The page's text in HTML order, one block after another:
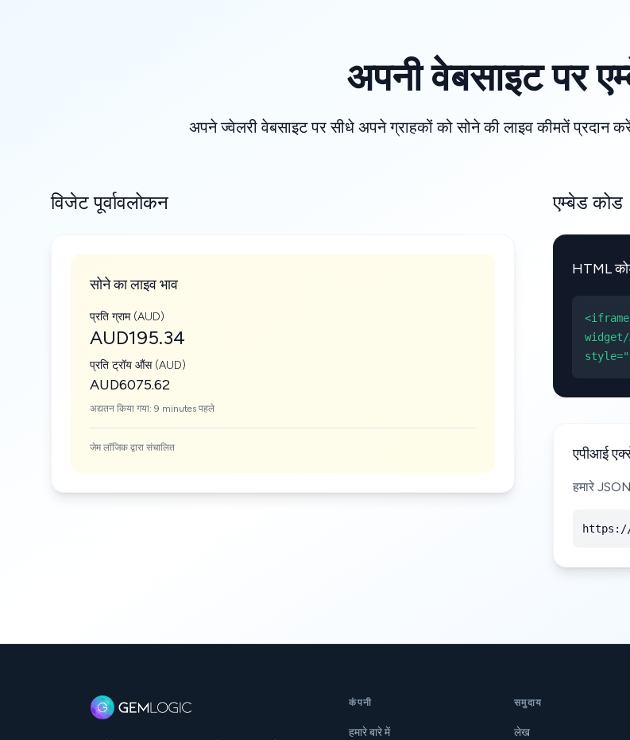
अपनी वेबसाइट पर
अपने ज्वेलरी वेबसाइट पर सीधे अपने ग्राहकों को सोने की लाइव कीमतें प्रदान
विजेट पूर्वावलोकन
सोने का लाइव भाव
प्रति ग्राम (AUD)
AUD195.34
प्रति ट्रॉय औंस (AUD)
AUD6075.62
अद्यतन किया गया: 9 minutes पहले
जेम लॉजिक द्वारा संचालित
एम्बेड कोड
HTML
widget/
एपीआई
हमारे
https://
कंपनी
हमारे बारे में
समुदाय
लेख